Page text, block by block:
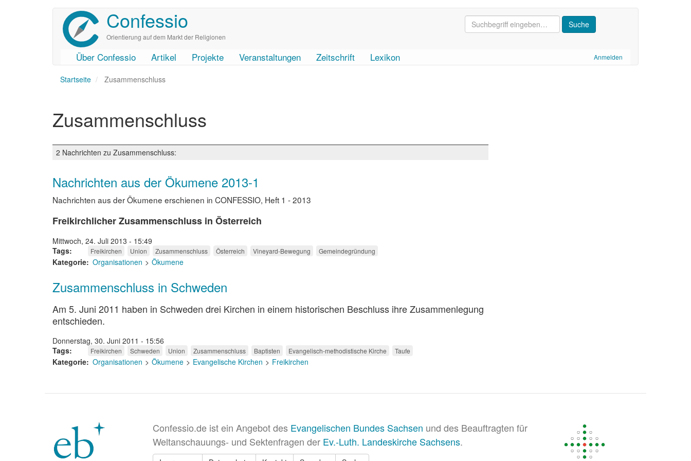
Confessio
Orientierung auf dem Markt der Religionen
User
account
Anmelden
Main
navigation
Über Confessio Artikel Projekte Veranstaltungen Zeitschrift Lexikon
Startseite Zusammenschluss
Zusammenschluss
2 Nachrichten zu Zusammenschluss:
Nachrichten aus der Ökumene 2013-1
Nachrichten aus der Ökumene erschienen in CONFESSIO, Heft 1 - 2013
Freikirchlicher Zusammenschluss in Österreich
Mittwoch, 24. Juli 2013 - 15:49
Tags
Freikirchen Union Zusammenschluss Österreich Vineyard-Bewegung Gemeindegründung
Kategorie Organisationen Ökumene
Zusammenschluss in Schweden
Am 5. Juni 2011 haben in Schweden drei Kirchen in einem historischen Beschluss ihre Zusammenlegung
entschieden.
Donnerstag, 30. Juni 2011 - 15:56
Tags
Freikirchen Schweden Union Zusammenschluss Baptisten Evangelisch-methodistische Kirche Taufe
Kategorie Organisationen Ökumene Evangelische Kirchen Freikirchen
Confessio.de ist ein Angebot des Evangelischen Bundes Sachsen und des Beauftragten für
Weltanschauungs- und Sektenfragen der Ev.-Luth. Landeskirche Sachsens.